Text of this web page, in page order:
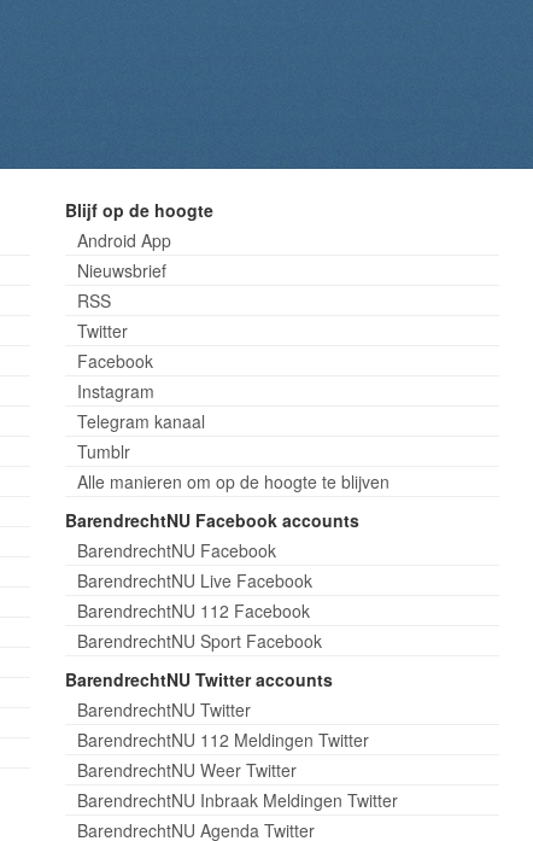
Blijf op de hoogte
Android App
Nieuwsbrief
RSS
Twitter
Facebook
Instagram
Telegram kanaal
Tumblr
Alle manieren om op de hoogte te blijven
BarendrechtNU Facebook accounts
BarendrechtNU Facebook
BarendrechtNU Live Facebook
BarendrechtNU 112 Facebook
BarendrechtNU Sport Facebook
BarendrechtNU Twitter accounts
BarendrechtNU Twitter
BarendrechtNU 112 Meldingen Twitter
BarendrechtNU Weer Twitter
BarendrechtNU Inbraak Meldingen Twitter
BarendrechtNU Agenda Twitter